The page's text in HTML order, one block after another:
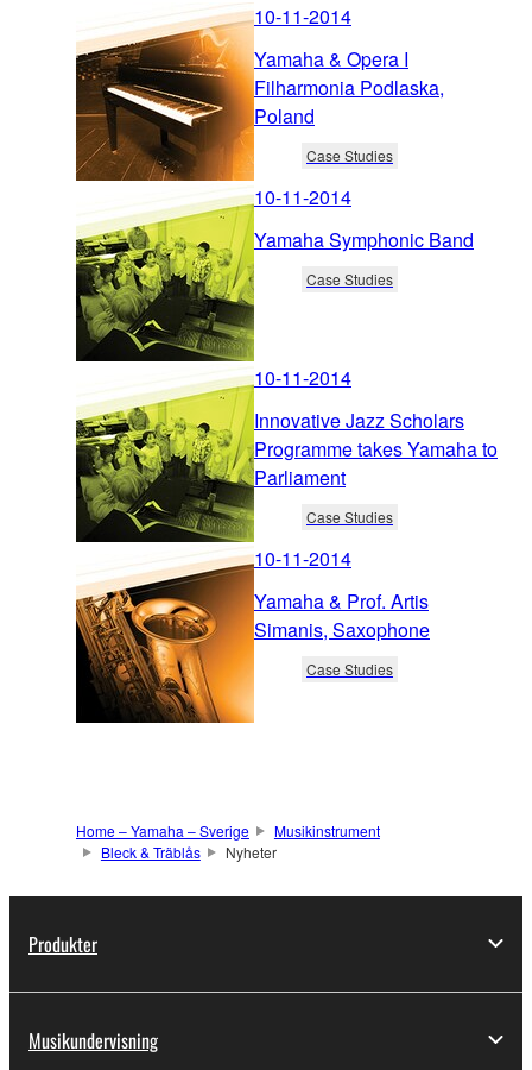
10-11-2014
Yamaha & Opera I
Filharmonia Podlaska,
Poland
Case Studies
10-11-2014
Yamaha Symphonic Band
Case Studies
10-11-2014
Innovative Jazz Scholars
Programme takes Yamaha to
Parliament
Case Studies
10-11-2014
Yamaha & Prof. Artis
Simanis, Saxophone
Case Studies
Home – Yamaha – Sverige
Musikinstrument
Bleck & Träblås
Nyheter
Produkter
Musikundervisning